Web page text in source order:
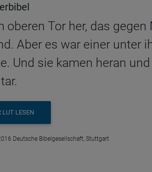
Tor her, das gegen
Aber es war einer unter
Und sie kamen heran
LUT LESEN
Deutsche Bibelgesellschaft, Stuttgart